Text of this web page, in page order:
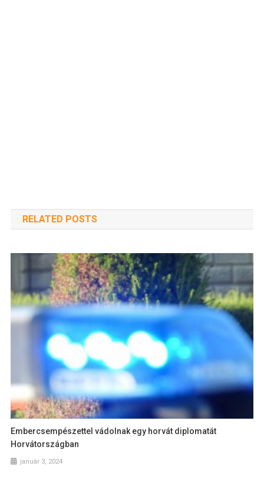
RELATED POSTS
Embercsempészettel vádolnak egy horvát diplomatát
Horvátországban
január 3, 2024